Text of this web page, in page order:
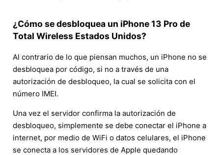
¿Cómo se desbloquea un iPhone 13 Pro de
Total Wireless Estados Unidos?
Al contrario de lo que piensan muchos, un iPhone no se
desbloquea por código, si no a través de una
autorización de desbloqueo, la cual se solicita con el
número IMEI.
Una vez el servidor confirma la autorización de
desbloqueo, simplemente se debe conectar el iPhone a
internet, por medio de WiFi o datos celulares, el iPhone
se conecta a los servidores de Apple quedando